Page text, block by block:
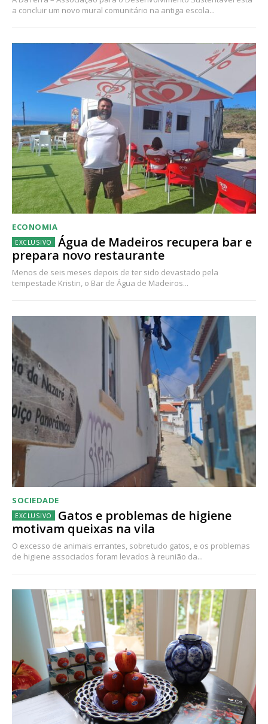
a concluir um novo mural comunitário na antiga escola...
ECONOMIA
Água de Madeiros recupera bar e
prepara novo restaurante
Menos de seis meses depois de ter sido devastado pela
tempestade Kristin, o Bar de Água de Madeiros...
SOCIEDADE
Gatos e problemas de higiene
motivam queixas na vila
O excesso de animais errantes, sobretudo gatos, e os problemas
de higiene associados foram levados à reunião da...